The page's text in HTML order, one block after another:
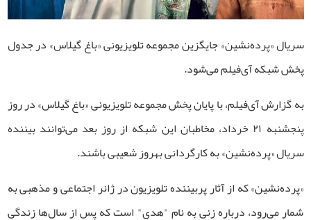
سریال «پرده‌نشین» جایگزین مجموعه تلویزیونی «باغ گیلاس» در جدول
پخش شبکه آی‌فیلم می‌شود.
به گزارش آی‌فیلم، با پایان پخش مجموعه تلویزیونی «باغ گیلاس» در روز
پنجشنبه ۲۱ خرداد، مخاطبان این شبکه از روز بعد می‌توانند بیننده
سریال «پرده‌نشین» به کارگردانی بهروز شعیبی باشند.
«پرده‌نشین» که از آثار پربیننده تلویزیون در ژانر اجتماعی و مذهبی به
شمار می‌رود، درباره زنی به نام "هدی" است که پس از سال‌ها زندگی